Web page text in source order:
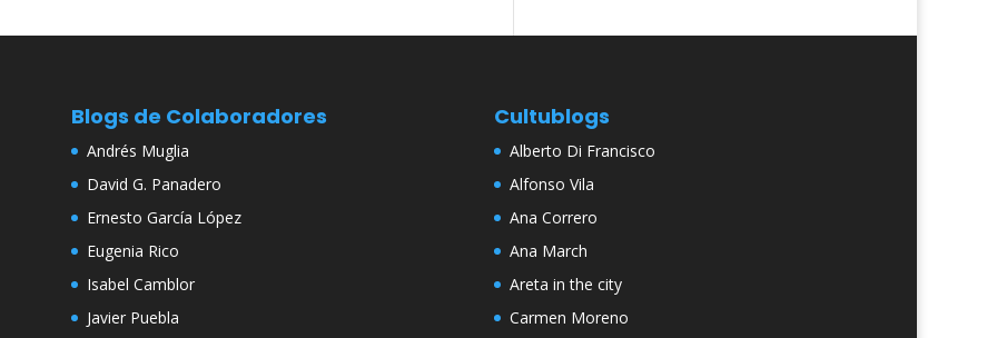
Blogs de Colaboradores
Andrés Muglia
David G. Panadero
Ernesto García López
Eugenia Rico
Isabel Camblor
Javier Puebla
Cultublogs
Alberto Di Francisco
Alfonso Vila
Ana Correro
Ana March
Areta in the city
Carmen Moreno